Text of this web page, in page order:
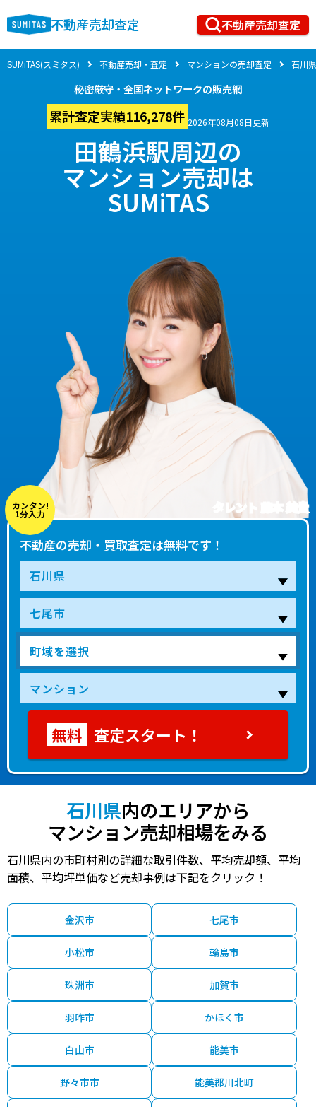
不動産売却査定 不動産売却査定
SUMiTAS(スミタス) 不動産売却・査定 マンションの売却査定 石川県
秘密厳守・全国ネットワークの販売網
累計査定実績116,278件 2026年08月08日更新
田鶴浜駅周辺の
マンション売却は
SUMiTAS
タレント 藤本 美貴
カンタン!
1分入力
不動産の売却・買取査定は無料です！
査定スタート！
石川県内のエリアから
マンション売却相場をみる
石川県内の市町村別の詳細な取引件数、平均売却額、平均
面積、平均坪単価など売却事例は下記をクリック！
金沢市 七尾市
小松市 輪島市
珠洲市 加賀市
羽咋市 かほく市
白山市 能美市
野々市市 能美郡川北町